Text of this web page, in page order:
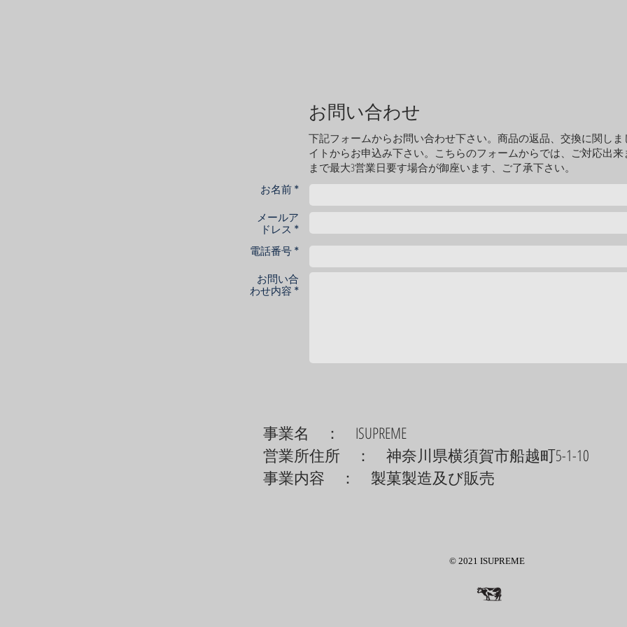
​お問い合わせ
下記フォームからお問い合わせ下さい。商品の返品、交換に関し
イトからお申込み下さい。こちらのフォームからでは、ご対応出
まで最大3営業日要す場合が御座います、ご了承下さい。
お名前 *
メールア
ドレス *
電話番号 *
お問い合
わせ内容 *
​事業名 ： ISUPREME
​営業所住所 ： 神奈川県横須賀市船越町5-1-10
事業内容 ： 製菓製造及び販売
© 2021 ISUPREME